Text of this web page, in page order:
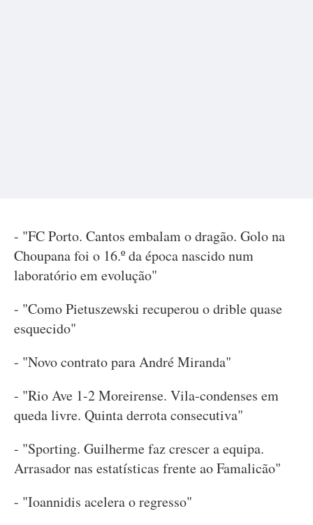
- "FC Porto. Cantos embalam o dragão. Golo na
Choupana foi o 16.º da época nascido num
laboratório em evolução"
- "Como Pietuszewski recuperou o drible quase
esquecido"
- "Novo contrato para André Miranda"
- "Rio Ave 1-2 Moreirense. Vila-condenses em
queda livre. Quinta derrota consecutiva"
- "Sporting. Guilherme faz crescer a equipa.
Arrasador nas estatísticas frente ao Famalicão"
- "Ioannidis acelera o regresso"